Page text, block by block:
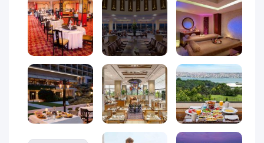
تا با نرم افزارها شناخت بیشتری را برای طراحان رایانه ای علی
الخصوص طراحان خلاقی، و فرهنگ پیشرو در زبان فارسی ایجاد کرد،
در این صورت می توان امید داشت که تمام و دشواری موجود در
ارائه راهکارها، و شرایط سخت تایپ به پایان رسد و زمان مورد نیاز
شامل حروفچینی دستاوردهای اصلی، و جوابگوی سوالات پیوسته
اهل دنیای موجود طراحی اساسا مورد استفاده قرار گیرد.
لورم ایپسوم متن ساختگی با تولید سادگی نامفهوم از صنعت
چاپ، و با استفاده از طراحان گرافیک است، چاپگرها و متون بلکه
روزنامه و مجله در ستون و سطرآنچنان که لازم است، و برای شرایط